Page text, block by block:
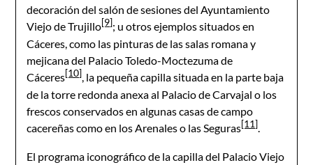
decoración del salón de sesiones del Ayuntamiento
Viejo de Trujillo[9]; u otros ejemplos situados en
Cáceres, como las pinturas de las salas romana y
mejicana del Palacio Toledo-Moctezuma de
Cáceres[10], la pequeña capilla situada en la parte baja
de la torre redonda anexa al Palacio de Carvajal o los
frescos conservados en algunas casas de campo
cacereñas como en los Arenales o las Seguras[11].
El programa iconográfico de la capilla del Palacio Viejo